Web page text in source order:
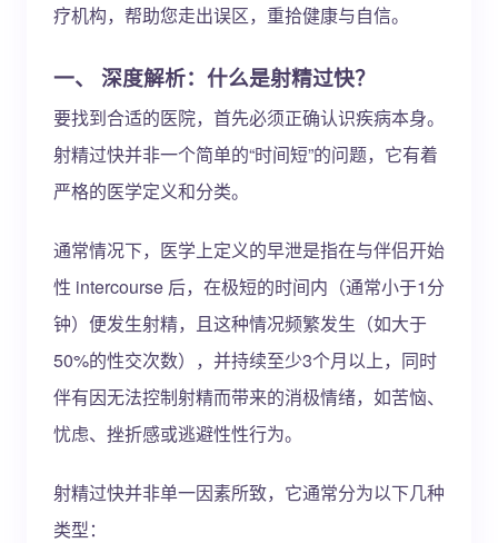
疗机构，帮助您走出误区，重拾健康与自信。
一、 深度解析：什么是射精过快？
要找到合适的医院，首先必须正确认识疾病本身。
射精过快并非一个简单的“时间短”的问题，它有着
严格的医学定义和分类。
通常情况下，医学上定义的早泄是指在与伴侣开始
性 intercourse 后，在极短的时间内（通常小于1分
钟）便发生射精，且这种情况频繁发生（如大于
50%的性交次数），并持续至少3个月以上，同时
伴有因无法控制射精而带来的消极情绪，如苦恼、
忧虑、挫折感或逃避性性行为。
射精过快并非单一因素所致，它通常分为以下几种
类型：